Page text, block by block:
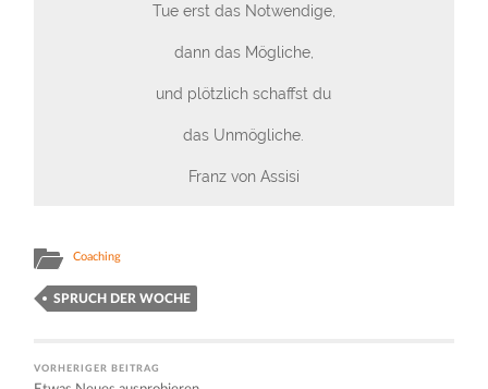
Tue erst das Notwendige,
dann das Mögliche,
und plötzlich schaffst du
das Unmögliche.
Franz von Assisi
Coaching
SPRUCH DER WOCHE
VORHERIGER BEITRAG